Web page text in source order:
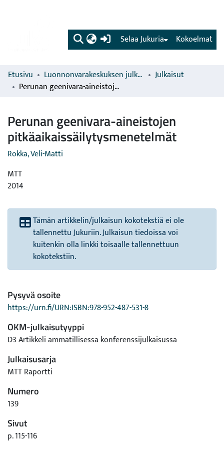
(current) Kokoelmat
Selaa Jukuria
Etusivu Luonnonvarakeskuksen julkaisut
Julkaisut
Perunan geenivara-aineistojen pitkäaikaissäilytysmenetelmät
Perunan geenivara-aineistojen
pitkäaikaissäilytysmenetelmät
Rokka, Veli-Matti
MTT
2014
Tämän artikkelin/julkaisun kokotekstiä ei ole
tallennettu Jukuriin. Julkaisun tiedoissa voi
kuitenkin olla linkki toisaalle tallennettuun
kokotekstiin.
Pysyvä osoite
https://urn.fi/URN:ISBN:978-952-487-531-8
OKM-julkaisutyyppi
D3 Artikkeli ammatillisessa konferenssijulkaisussa
Julkaisusarja
MTT Raportti
Numero
139
Sivut
p. 115-116